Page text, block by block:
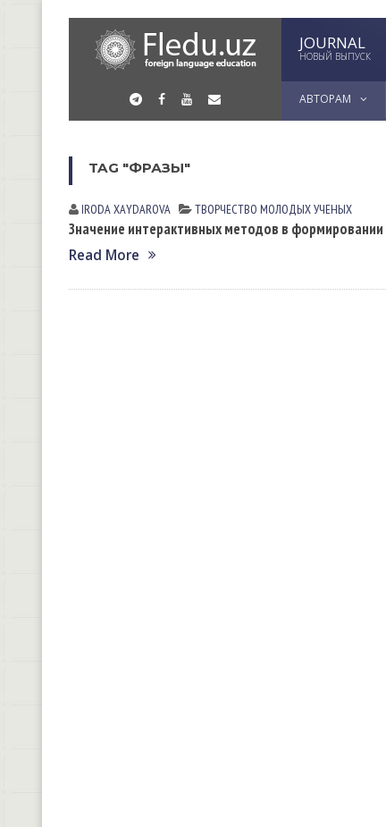
JOURNAL
НОВЫЙ ВЫПУСК
АВТОРАМ
TAG "ФРАЗЫ"
IRODA XАYDАROVА ТВОРЧЕСТВО МОЛОДЫХ УЧЕНЫХ
Значение интерактивных методов в формировании
Read More